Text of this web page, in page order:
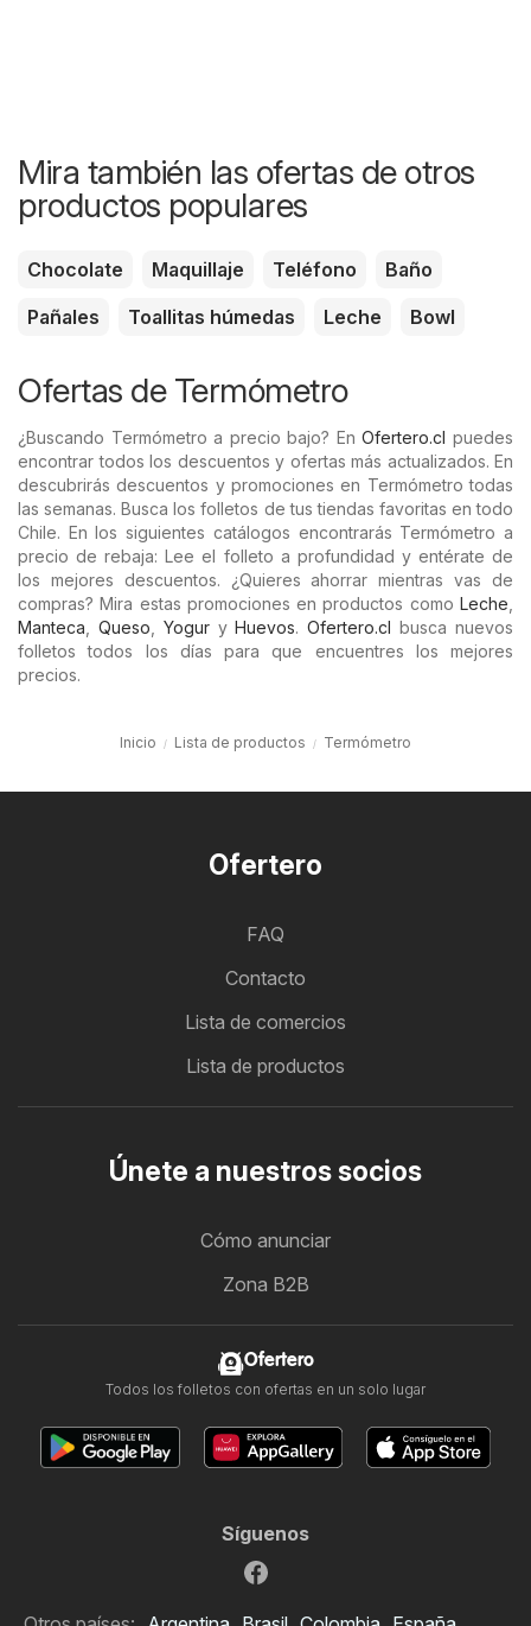
Mira también las ofertas de otros
productos populares
Chocolate Maquillaje Teléfono
Baño
Pañales
Toallitas húmedas Leche Bowl
Ofertas de Termómetro
¿Buscando Termómetro a precio bajo? EnOfertero.cl puedes
encontrar todos los descuentos y ofertas más actualizados. En
descubrirás descuentos y promociones en Termómetro todas
las semanas. Busca los folletos de tus tiendas favoritas en todo
Chile. En los siguientes catálogos encontrarás Termómetro a
precio de rebaja: Lee el folleto a profundidad y entérate de
los mejores descuentos. ¿Quieres ahorrar mientras vas de
compras? Mira estas promociones en productos como Leche
Manteca
Queso YoguryHuevos.Ofertero.cl busca nuevos
folletos todos los días para que encuentres los mejores
precios.
Inicio Lista de productos Termómetro
Ofertero
FAQ
Contacto
Lista de comercios
Lista de productos
Únete a nuestros socios
Cómo anunciar
Zona B2B
Ofertero
Todos los folletos con ofertas en un solo lugar
Síguenos